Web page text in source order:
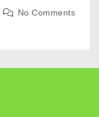
No Comments